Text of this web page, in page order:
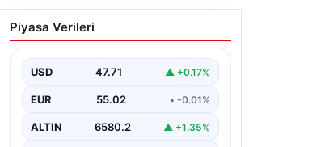
İstanbul Boğazı’ndan bir
dev geçti. Köprülerin
kulelerini yatırdı
Piyasa Verileri
USD 47.71 ▲ +0.17%
EUR 55.02 • -0.01%
ALTIN 6580.2 ▲ +1.35%